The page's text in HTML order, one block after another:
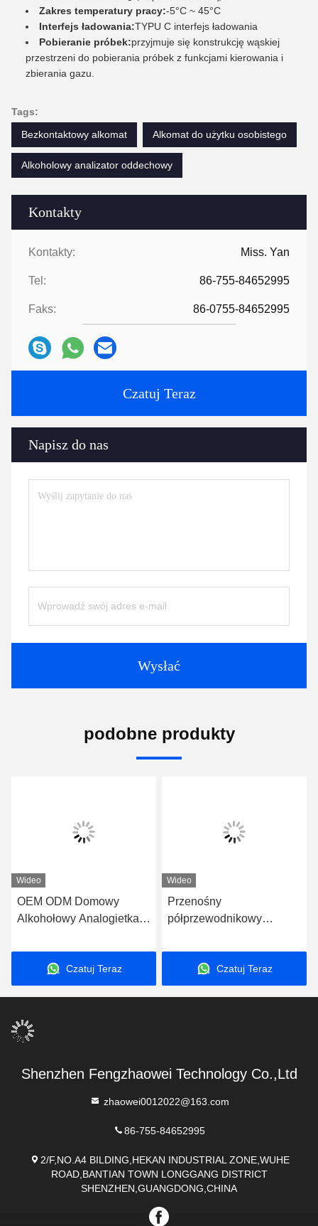
Kontakty
Kontakty: Miss. Yan
Tel: 86-755-84652995
Faks: 86-0755-84652995
Czatuj Teraz
Napisz do nas
Wysłać
Zakres temperatury pracy:-5°C ~ 45°C
Interfejs ładowania:TYPU C interfejs ładowania
Pobieranie próbek:przyjmuje się konstrukcję wąskiej
przestrzeni do pobierania próbek z funkcjami kierowania i
zbierania gazu.
Tags:
Bezkontaktowy alkomat
Alkomat do użytku osobistego
Alkoholowy analizator oddechowy
podobne produkty
Wideo
OEM ODM Domowy
Alkohołowy Analogietka
We krwi Mr black1000
Czatuj Teraz
Wideo
Przenośny
półprzewodnikowy
kieszeni Mr Black1000
Czatuj Teraz
Shenzhen Fengzhaowei Technology Co.,Ltd
zhaowei0012022@163.com
86-755-84652995
2/F,NO.A4 BILDING,HEKAN INDUSTRIAL ZONE,WUHE
ROAD,BANTIAN TOWN LONGGANG DISTRICT
SHENZHEN,GUANGDONG,CHINA